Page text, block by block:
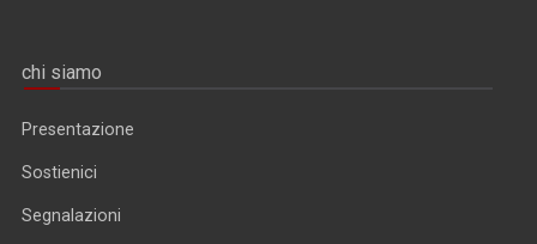
chi siamo
Presentazione
Sostienici
Segnalazioni